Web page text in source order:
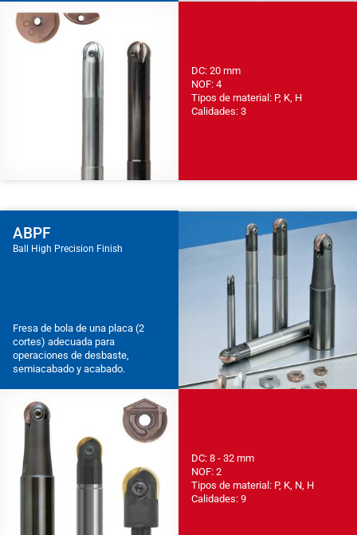
DC: 20 mm
NOF: 4
Tipos de material: P, K, H
Calidades: 3
ABPF
Ball High Precision Finish
Fresa de bola de una placa (2
cortes) adecuada para
operaciones de desbaste,
semiacabado y acabado.
DC: 8 - 32 mm
NOF: 2
Tipos de material: P, K, N, H
Calidades: 9